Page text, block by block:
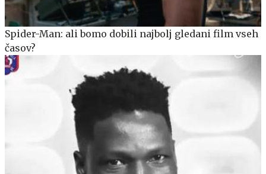
Spider-Man: ali bomo dobili najbolj gledani film vseh
časov?